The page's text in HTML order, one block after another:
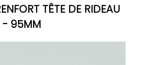
TÊTE DE RIDEAU
- 95MM